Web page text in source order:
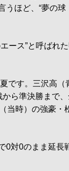
うほど、“夢の球
ース”と呼ばれた
です。三沢高（
ら準決勝まで、
当時）の強豪・
0対0のまま延長